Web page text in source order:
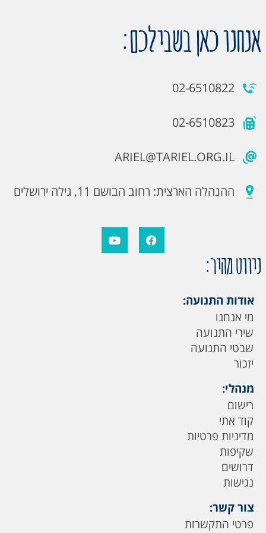
אנחנו כאן בשבילכם:
02-6510822
02-6510823
ARIEL@TARIEL.ORG.IL
ההנהלה הארצית: רחוב הבושם 11, גילה ירושלים
ניווט מהיר:
אודות התנועה:
מי אנחנו
שירי התנועה
שבטי התנועה
יזכור
מנהלי:
רישום
קוד אתי
מדיניות פרטיות
שקיפות
דרושים
נגישות
צור קשר:
פרטי התקשרות